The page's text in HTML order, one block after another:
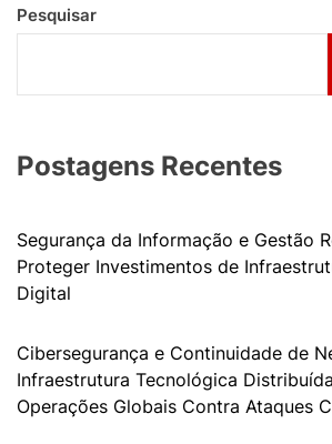
Pesquisar
Postagens Recentes
Segurança da Informação e Gestão
Proteger Investimentos de
Digital
Cibersegurança e Continuidade de
Infraestrutura Tecnológica
Operações Globais Contra Ataques